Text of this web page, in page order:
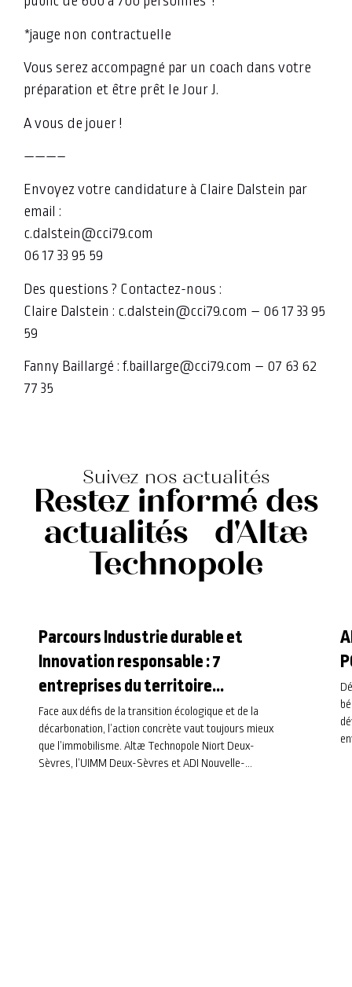
*jauge non contractuelle
Vous serez accompagné par un coach dans votre
préparation et être prêt le Jour J.
A vous de jouer !
———–
Envoyez votre candidature à Claire Dalstein par
email :
c.dalstein@cci79.com
06 17 33 95 59
Des questions ? Contactez-nous :
Claire Dalstein : c.dalstein@cci79.com – 06 17 33 95
59
Fanny Baillargé : f.baillarge@cci79.com – 07 63 62
77 35
Suivez nos actualités
Restez informé des
actualités d'Altæ
Technopole
Parcours Industrie durable et
Innovation responsable : 7
entreprises du territoire
s’engagent dans une trajectoire
pour l’avenir
Face aux défis de la transition écologique et de la
décarbonation, l’action concrète vaut toujours mieux
que l’immobilisme. Altæ Technopole Niort Deux-
Sèvres, l’UIMM Deux-Sèvres et ADI Nouvelle-